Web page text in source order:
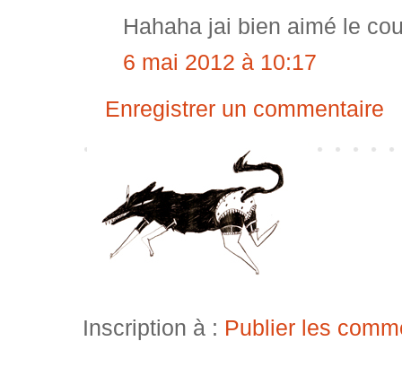
Hahaha jai bien aimé le
6 mai 2012 à 10:17
Enregistrer un commentaire
Inscription à : Publier les